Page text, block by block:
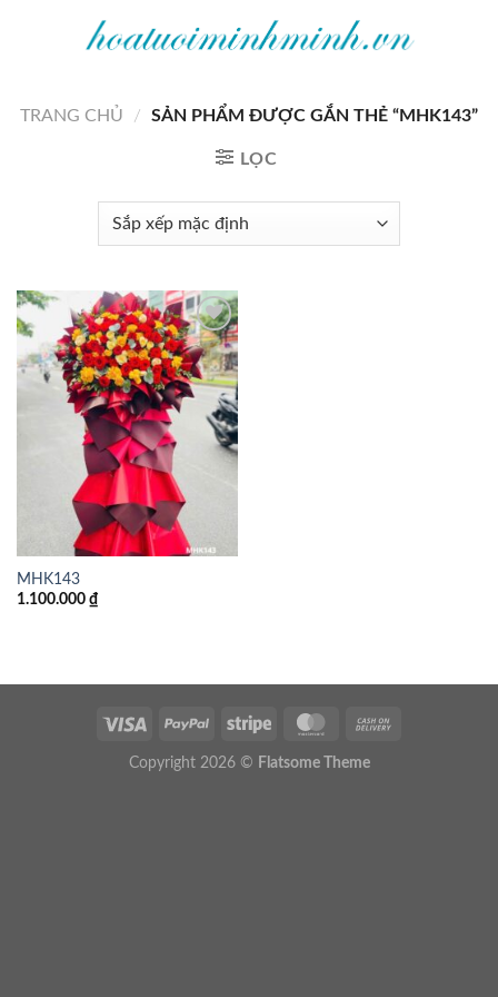
TRANG CHỦ
/ SẢN PHẨM ĐƯỢC GẮN THẺ “MHK143”
LỌC
Add to
wishlist
MHK143
1.100.000 ₫
Copyright 2026 © Flatsome Theme